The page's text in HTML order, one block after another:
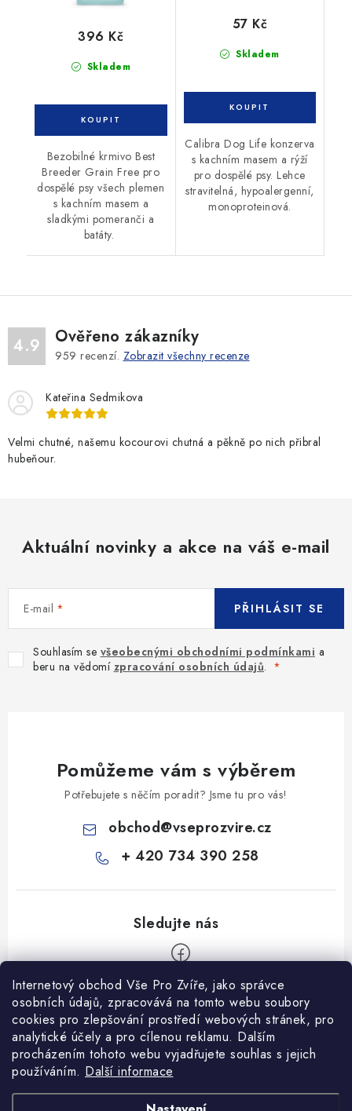
Internetový obchod Vše Pro Zvíře, jako správce
osobních údajů, zpracovává na tomto webu soubory
cookies pro zlepšování prostředí webových stránek, pro
analytické účely a pro cílenou reklamu. Dalším
procházením tohoto webu vyjadřujete souhlas s jejich
používáním. Další informace
Skladem
396 Kč
Bezobilné krmivo Best
Breeder Grain Free pro
dospělé psy všech plemen
s kachním masem a
sladkými pomeranči a
batáty.
Skladem
57 Kč
Calibra Dog Life konzerva
s kachním masem a rýží
pro dospělé psy. Lehce
stravitelná, hypoalergenní,
monoproteinová.
4.9 Ověřeno zákazníky
959 recenzí. Zobrazit všechny recenze
Kateřina Sedmikova
Velmi chutné, našemu kocourovi chutná a pěkně po nich přibral
hubeňour.
Aktuální novinky a akce na váš e-mail
E-mail
Souhlasím se všeobecnými obchodními podmínkami a
beru na vědomí zpracování osobních údajů.
PŘIHLÁSIT SE
Pomůžeme vám s výběrem
Potřebujete s něčím poradit? Jsme tu pro vás!
obchod@vseprozvire.cz
+ 420 734 390 258
Informace pro Vás
Ceník dopravy
Kontakty
Heuréka recenze